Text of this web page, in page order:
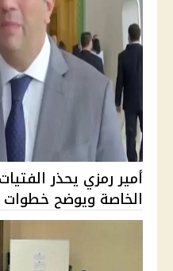
أمير رمزي يحذر
الخاصة ويوضح خطوات